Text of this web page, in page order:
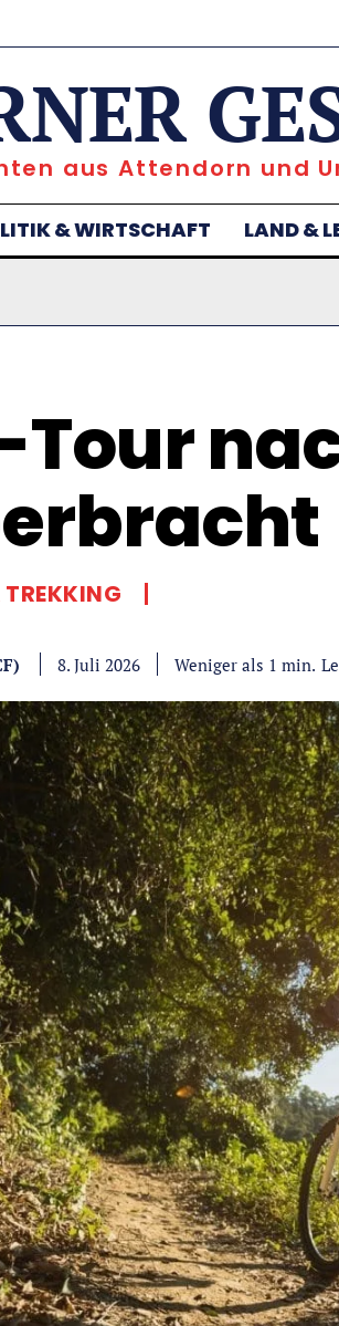
aus Attendorn und
& WIRTSCHAFT LAND &
8. Juli 2026 Weniger als 1 min.